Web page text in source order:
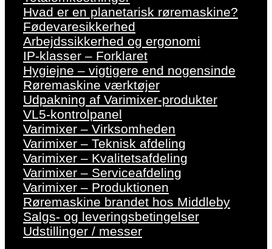
Hvad er en planetarisk røremaskine?
Fødevaresikkerhed
Arbejdssikkerhed og ergonomi
IP-klasser – Forklaret
Hygiejne – vigtigere end nogensinde
Røremaskine værktøjer
Udpakning af Varimixer-produkter
VL5-kontrolpanel
Varimixer – Virksomheden
Varimixer – Teknisk afdeling
Varimixer – Kvalitetsafdeling
Varimixer – Serviceafdeling
Varimixer – Produktionen
Røremaskine brandet hos Middleby
Salgs- og leveringsbetingelser
Udstillinger / messer